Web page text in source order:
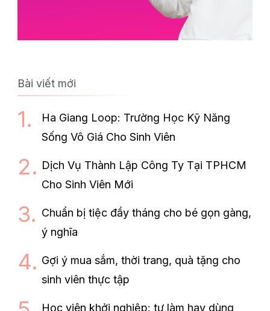
Bài viết mới
Ha Giang Loop: Trường Học Kỹ Năng
Sống Vô Giá Cho Sinh Viên
Dịch Vụ Thành Lập Công Ty Tại TPHCM
Cho Sinh Viên Mới
Chuẩn bị tiệc đầy tháng cho bé gọn gàng,
ý nghĩa
Gợi ý mua sắm, thời trang, quà tặng cho
sinh viên thực tập
Học viên khởi nghiệp: tự làm hay dùng